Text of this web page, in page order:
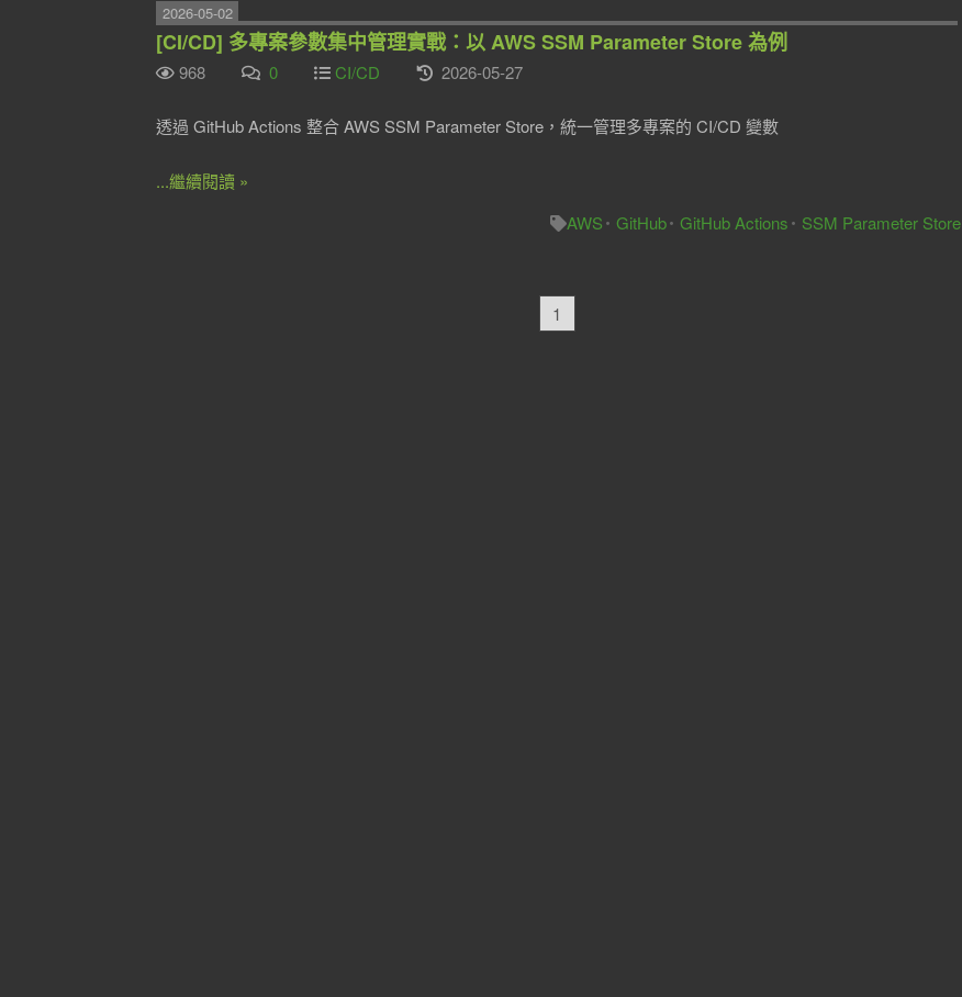
2026-05-02
[CI/CD] 多專案參數集中管理實戰：以 AWS SSM Parameter Store 為例
968 0 CI/CD 2026-05-27
透過 GitHub Actions 整合 AWS SSM Parameter Store，統一管理多專案的 CI/CD 變數
...繼續閱讀 »
AWS
GitHub GitHub Actions SSM Parameter Store
1